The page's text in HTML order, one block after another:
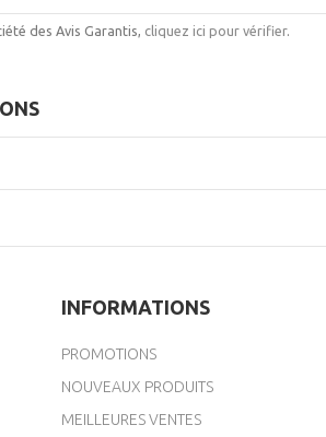
des Avis Garantis, cliquez ici pour vérifier.
INFORMATIONS
PROMOTIONS
NOUVEAUX PRODUITS
MEILLEURES VENTES